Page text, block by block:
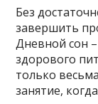
Без
завершить
Дневной сон
здорового
только
занятие,